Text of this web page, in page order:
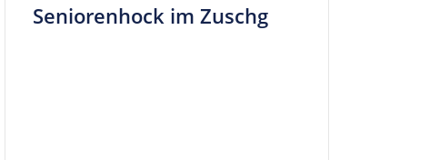
Senio­ren­hock im Zuschg